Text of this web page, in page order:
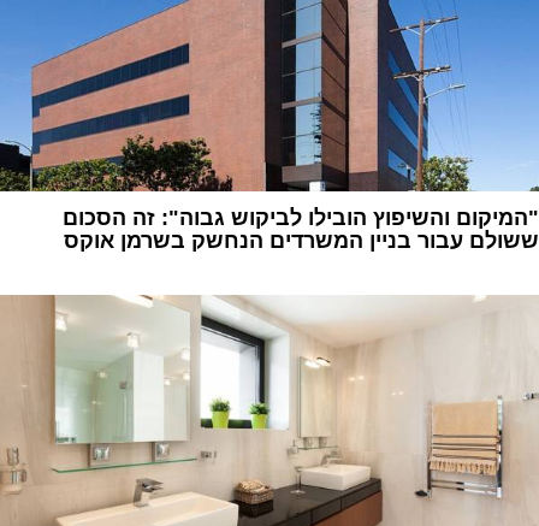
"המיקום והשיפוץ הובילו לביקוש גבוה": זה הסכום
ששולם עבור בניין המשרדים הנחשק בשרמן אוקס